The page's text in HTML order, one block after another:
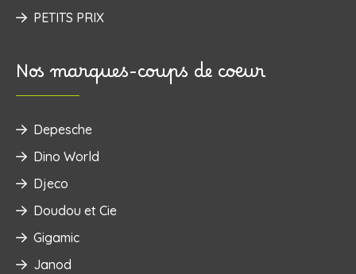
PETITS PRIX
Nos marques-coups de coeur
Depesche
Dino World
Djeco
Doudou et Cie
Gigamic
Janod